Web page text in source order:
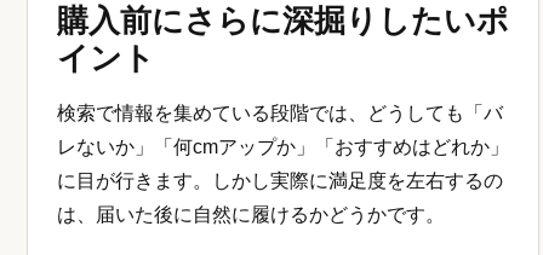
購入前にさらに深掘りしたいポ
イント
検索で情報を集めている段階では、どうしても「バ
レないか」「何cmアップか」「おすすめはどれか」
に目が行きます。しかし実際に満足度を左右するの
は、届いた後に自然に履けるかどうかです。